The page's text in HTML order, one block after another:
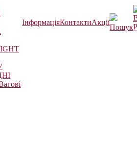
ІнформаціяКонтактиАкції
Пошук